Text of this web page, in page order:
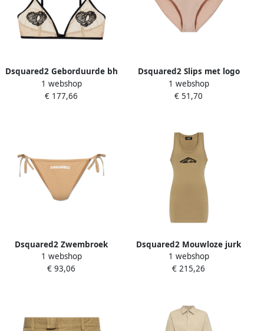
Dsquared2 Geborduurde bh
Beige Dames
1 webshop
€ 177,66
Dsquared2 Slips met logo
Beige Dames
1 webshop
€ 51,70
Dsquared2 Zwembroek
onderstuk Beige Dames
1 webshop
€ 93,06
Dsquared2 Mouwloze jurk
Beige Dames
1 webshop
€ 215,26